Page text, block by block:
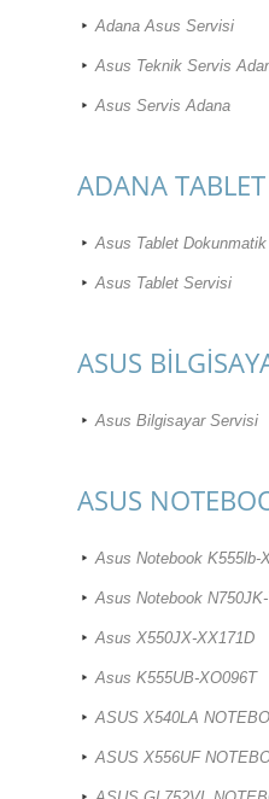
Adana Asus Servisi
Asus Teknik Servis
Asus Servis Adana
ADANA TABLET
Asus Tablet Dokunmatik
Asus Tablet Servisi
ASUS
Asus Bilgisayar Servisi
ASUS
Asus Notebook K555lb-
Asus Notebook
Asus X550JX-XX171D
Asus K555UB-XO096T
ASUS X540LA
ASUS X556UF